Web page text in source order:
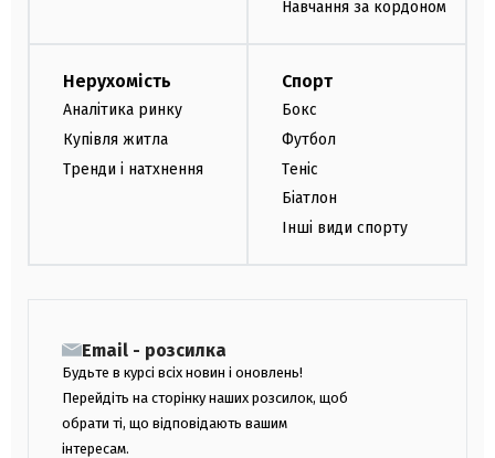
Навчання за кордоном
Нерухомість
Аналітика ринку
Купівля житла
Тренди і натхнення
Спорт
Бокс
Футбол
Теніс
Біатлон
Інші види спорту
Email - розсилка
Будьте в курсі всіх новин і оновлень!
Перейдіть на сторінку наших розсилок, щоб
обрати ті, що відповідають вашим
інтересам.